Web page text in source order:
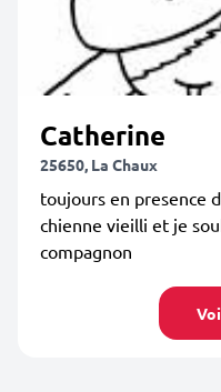
Catherine
25650, La Chaux
toujours en presence
chienne vieilli et je
compagnon